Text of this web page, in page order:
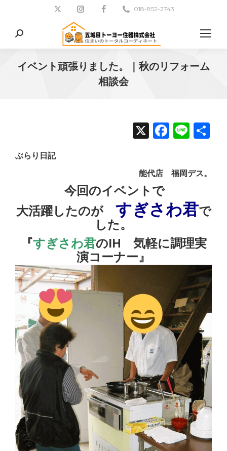
018-852-2743
検
索:
イベント頑張りました。｜秋のリフォーム
相談会
X Line
ぶらり日記
能代店 福岡デス。
今回のイベントで
大活躍したのが すぎさわ君で
した。
『すぎさわ君のIH 気軽に調理実
演コーナー』